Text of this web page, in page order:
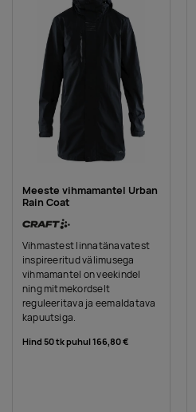
Meeste vihmamantel Urban
Rain Coat
Vihmastest linnatänavatest
inspireeritud välimusega
vihmamantel on veekindel
ning mitmekordselt
reguleeritava ja eemaldatava
kapuutsiga.
Hind 50 tk puhul166,80 €